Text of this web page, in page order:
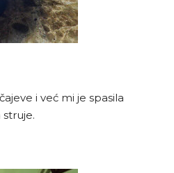
i već mi je spasila